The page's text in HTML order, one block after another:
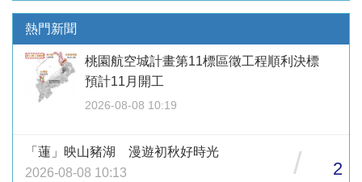
熱門新聞
桃園航空城計畫第11標區徵工程順利決標
預計11月開工
2026-08-08 10:19
「蓮」映山豬湖 漫遊初秋好時光
2026-08-08 10:13
/ 2